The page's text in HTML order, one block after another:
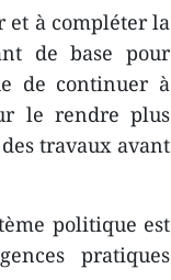
et à compléter la
de base pour
de continuer à
le rendre plus
travaux avant
politique est
pratiques